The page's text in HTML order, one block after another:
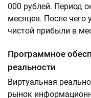
000 рублей. Период
месяцев. После чего
чистой прибыли в
Программное
реальности
Виртуальная
рынок